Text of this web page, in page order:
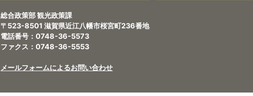
総合政策部 観光政策課
〒523-8501 滋賀県近江八幡市桜宮町236番地
電話番号：0748-36-5573
ファクス：0748-36-5553
​​​​​​​メールフォームによるお問い合わせ